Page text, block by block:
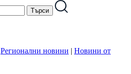
Регионални новини | Новини от